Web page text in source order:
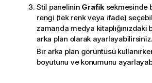
Stil panelinin Grafiksekmesinde
rengi (tek renk veya ifade)
zamanda medya kitaplığınızdaki
arka plan olarak ayarlayabilirsiniz.
Bir arka plan görüntüsü
boyutunu ve konumunu